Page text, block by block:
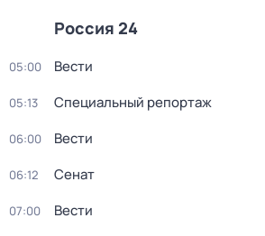
Россия 24
05:00 Вести
05:13 Специальный репортаж
06:00 Вести
06:12 Сенат
07:00 Вести